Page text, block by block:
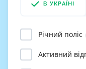
В УКРАЇНІ
Річний поліс
Активний